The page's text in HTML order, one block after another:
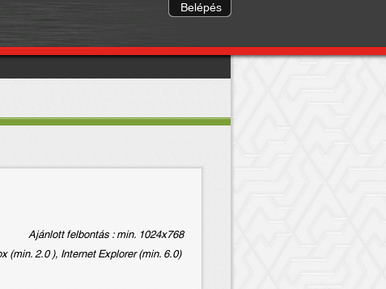
Ajánlott felbontás : min. 1024x768
(min. 2.0 ), Internet Explorer (min. 6.0)
Belépés